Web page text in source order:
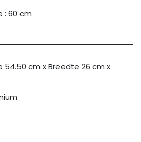
: 60 cm
54.50 cm x Breedte 26 cm x